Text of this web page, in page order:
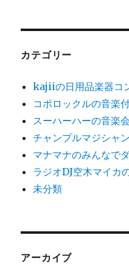
カテゴリー
kajiiの日用品楽器コ
コポロックルの音楽
スーハーハーの音楽会
チャンプルマジシャ
マナマナのみんなで
ラジオDJ空木マイカ
未分類
アーカイブ